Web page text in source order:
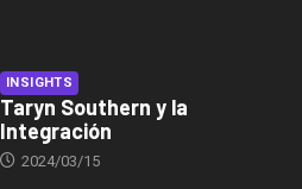
INSIGHTS
Taryn Southern y la
Integración
2024/03/15